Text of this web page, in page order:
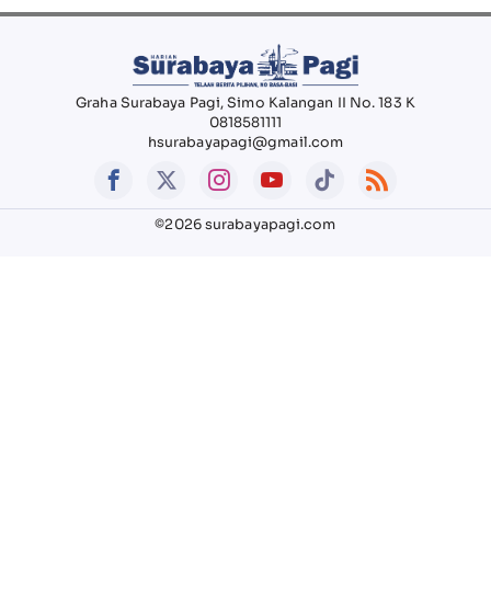
Graha Surabaya Pagi, Simo Kalangan II No. 183 K
0818581111
hsurabayapagi@gmail.com
©2026 surabayapagi.com